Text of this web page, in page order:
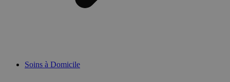
Soins à Domicile